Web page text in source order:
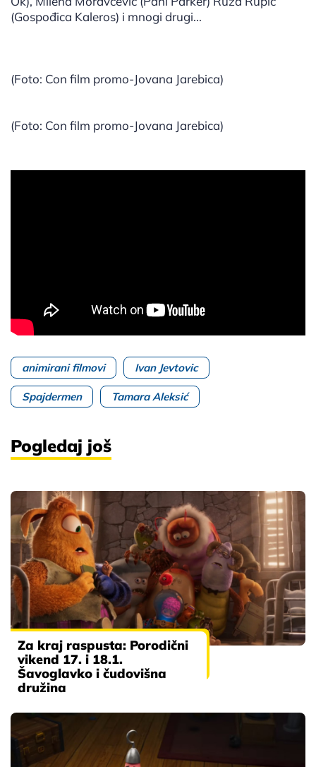
(Gospođica Kaleros) i mnogi drugi...
(Foto: Con film promo-Jovana Jarebica)
(Foto: Con film promo-Jovana Jarebica)
animirani filmovi Ivan Jevtovic
Spajdermen Tamara Aleksić
Pogledaj još
Za kraj raspusta: Porodični
vikend 17. i 18.1.
Šavoglavko i čudovišna
družina